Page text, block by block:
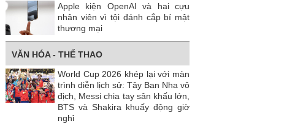
Apple kiện OpenAI và hai cựu
nhân viên vì tội đánh cắp bí mật
thương mại
VĂN HÓA - THỂ THAO
World Cup 2026 khép lại với màn
trình diễn lịch sử: Tây Ban Nha vô
địch, Messi chia tay sân khấu lớn,
BTS và Shakira khuấy động giờ
nghỉ